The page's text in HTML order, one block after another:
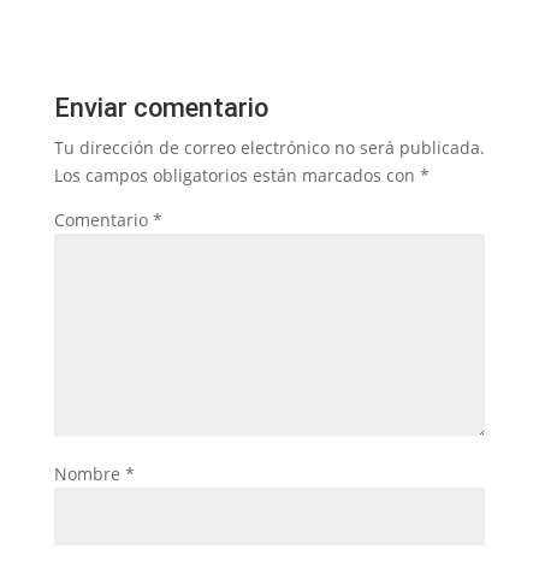
Enviar comentario
Tu dirección de correo electrónico no será publicada.
Los campos obligatorios están marcados con *
Comentario *
Nombre *